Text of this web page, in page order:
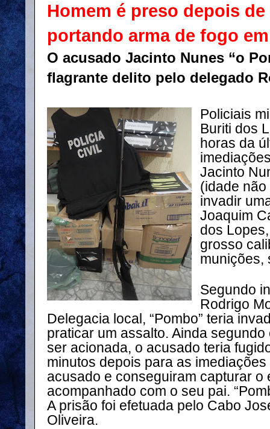
Homem é preso depois
portando arma de fogo
O acusado Jacinto Nunes “o
flagrante delito pelo delegado
Policiais
Buriti dos
horas da
Jacinto
(idade
invadir
Joaquim
dos
grosso
munições,
Segundo
Rodrigo
Delegacia local, “Pombo” teria
praticar um assalto. Ainda
ser acionada, o acusado teria
minutos depois para as
acusado e conseguiram capturar o
acompanhado com o seu pai.
A prisão foi efetuada pelo Cabo
Oliveira.